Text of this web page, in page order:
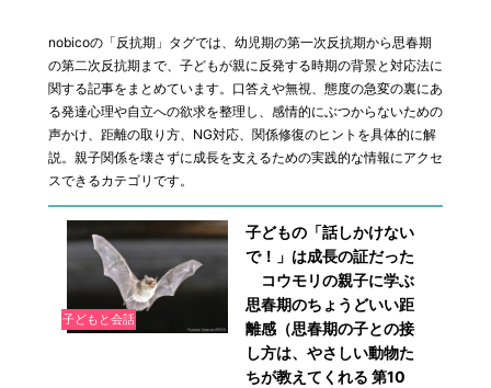
nobicoの「反抗期」タグでは、幼児期の第一次反抗期から思春期
の第二次反抗期まで、子どもが親に反発する時期の背景と対応法に
関する記事をまとめています。口答えや無視、態度の急変の裏にあ
る発達心理や自立への欲求を整理し、感情的にぶつからないための
声かけ、距離の取り方、NG対応、関係修復のヒントを具体的に解
説。親子関係を壊さずに成長を支えるための実践的な情報にアクセ
スできるカテゴリです。
子どもと会話
子どもの「話しかけない
で！」は成長の証だった
コウモリの親子に学ぶ
思春期のちょうどいい距
離感（思春期の子との接
し方は、やさしい動物た
ちが教えてくれる 第10